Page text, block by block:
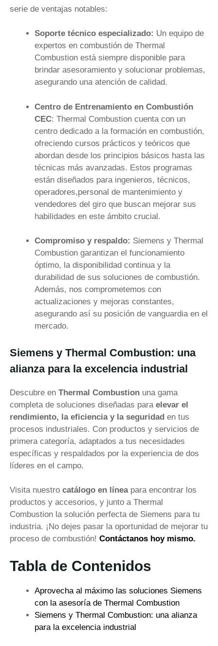
serie de ventajas notables:
Soporte técnico especializado: Un equipo de
expertos en combustión de Thermal
Combustion está siempre disponible para
brindar asesoramiento y solucionar problemas,
asegurando una atención de calidad.
Centro de Entrenamiento en Combustión
CEC: Thermal Combustion cuenta con un
centro dedicado a la formación en combustión,
ofreciendo cursos prácticos y teóricos que
abordan desde los principios básicos hasta las
técnicas más avanzadas. Estos programas
están diseñados para ingenieros, técnicos,
operadores,personal de mantenimiento y
vendedores del giro que buscan mejorar sus
habilidades en este ámbito crucial.
Compromiso y respaldo: Siemens y Thermal
Combustion garantizan el funcionamiento
óptimo, la disponibilidad continua y la
durabilidad de sus soluciones de combustión.
Además, nos comprometemos con
actualizaciones y mejoras constantes,
asegurando así su posición de vanguardia en el
mercado.
Siemens y Thermal Combustion: una
alianza para la excelencia industrial
Descubre en Thermal Combustion una gama
completa de soluciones diseñadas para elevar el
rendimiento, la eficiencia y la seguridad en tus
procesos industriales. Con productos y servicios de
primera categoría, adaptados a tus necesidades
específicas y respaldados por la experiencia de dos
líderes en el campo.
Visita nuestro catálogo en líneapara encontrar los
productos y accesorios, y junto a Thermal
Combustion la solución perfecta de Siemens para tu
industria. ¡No dejes pasar la oportunidad de mejorar tu
proceso de combustión! Contáctanos hoy mismo.
Tabla de Contenidos
Aprovecha al máximo las soluciones Siemens
con la asesoría de Thermal Combustion
Siemens y Thermal Combustion: una alianza
para la excelencia industrial